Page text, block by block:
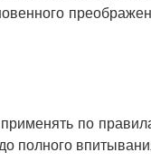
по
полного